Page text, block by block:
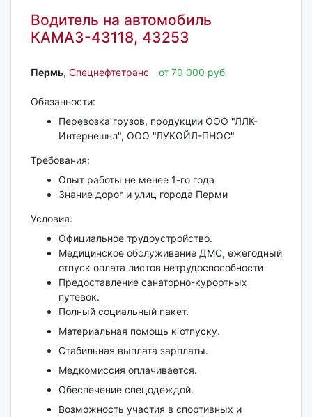
Водитель на автомобиль
КАМАЗ-43118, 43253
Пермь‎, Спецнефтетранс от 70 000 руб
Обязанности:
Перевозка грузов, продукции ООО "ЛЛК-
Интернешнл", ООО "ЛУКОЙЛ-ПНОС"
Требования:
Опыт работы не менее 1-го года
Знание дорог и улиц города Перми
Условия:
Официальное трудоустройство.
Медицинское обслуживание ДМС, ежегодный
отпуск оплата листов нетрудоспособности
Предоставление санаторно-курортных
путевок.
Полный социальный пакет.
Материальная помощь к отпуску.
Стабильная выплата зарплаты.
Медкомиссия оплачивается.
Обеспечение спецодеждой.
Возможность участия в спортивных и